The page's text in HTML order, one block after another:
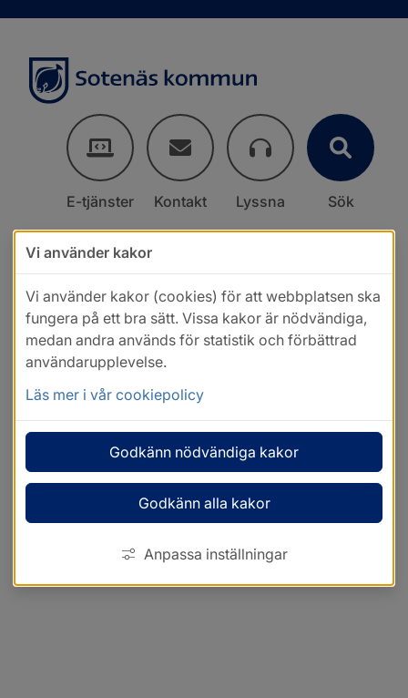
E-tjänster Kontakt Lyssna Sök
Vi använder kakor
Vi använder kakor (cookies) för att webbplatsen ska
fungera på ett bra sätt. Vissa kakor är nödvändiga,
medan andra används för statistik och förbättrad
användarupplevelse.
Läs mer i vår cookiepolicy
Godkänn nödvändiga kakor
Godkänn alla kakor
Anpassa inställningar